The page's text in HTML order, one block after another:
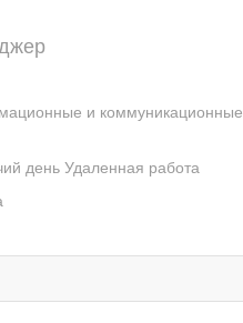
и коммуникационные
день Удаленная работа